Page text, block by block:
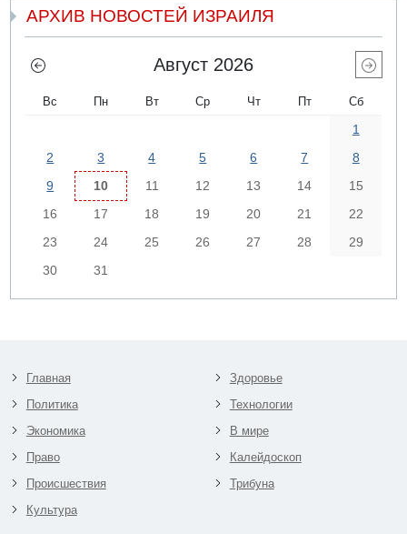
АРХИВ НОВОСТЕЙ ИЗРАИЛЯ
Август 2026
Вс Пн Вт Ср Чт Пт Сб
1
2
3 4 5 6 7
8
9
10 11 12 13 14
15
16
17 18 19 20 21
22
23
24 25 26 27 28
29
30
31
Главная
Политика
Экономика
Право
Происшествия
Культура
Здоровье
Технологии
В мире
Калейдоскоп
Трибуна